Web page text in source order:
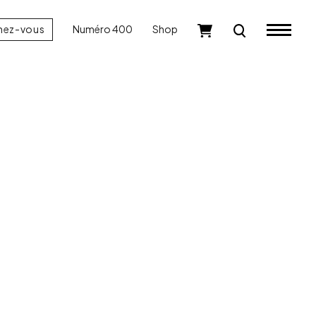
vous Numéro 400 Shop